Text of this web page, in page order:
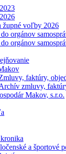
župné voľby 2026
orgánov
orgánov
faktúry,
zmluvy,
Makov, s.r.o.
a športové